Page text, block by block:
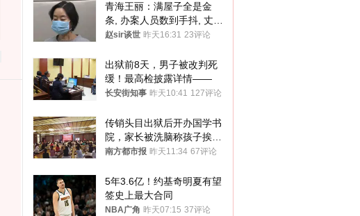
青海王丽：满屋子全是金
条, 办案人员数到手抖, 丈夫
受不了提前离场
赵sir谈世 昨天16:31 23评论
出狱前8天，男子被改判死
缓！最高检披露详情——
长安街知事 昨天10:41 127评论
传销头目出狱后开办国学书
院，家长被洗脑称孩子挨打
才有效果
南方都市报 昨天11:34 67评论
5年3.6亿！约基奇明夏有望
签史上最大合同
NBA广角 昨天07:15 37评论